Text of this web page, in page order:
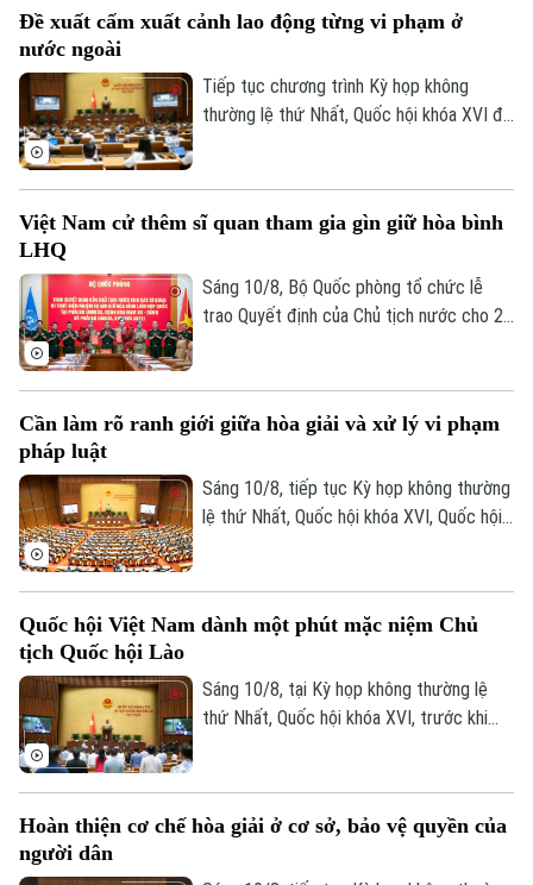
An ninh trật tự
Công nghệ
Khoảnh khắc Hà Nội
Ẩm thực
Tin tức
Quân sự
Hồ sơ
Người Việt 4 phương
Kinh tế
Tin tức
Cafe sáng
Tài chính Ngân hàng
Doanh nghiệp
Nhà đất
Tin tức
Căn hộ
Đất đai
Kinh nghiệm
Tàu và Xe
Ô tô
Xe máy
Đánh giá
Giáo dục
Tin tức
Tuyển sinh
Hướng nghiệp
Văn hóa
Tin tức
Di tích
Sức khỏe
Y tế
Dinh dưỡng
Tư vấn sức khỏe
Thể thao
Bóng đá
Quần vợt
Golf
Giải trí
Tin tức
Điện ảnh
Thời trang
Âm nhạc
Đã phát sóng
Đề xuất cấm xuất cảnh lao động từng vi phạm ở
nước ngoài
Tiếp tục chương trình Kỳ họp không
thường lệ thứ Nhất, Quốc hội khóa XVI đã
ngoài theo hợp đồng.
Việt Nam cử thêm sĩ quan tham gia gìn giữ hòa bình
LHQ
Sáng 10/8, Bộ Quốc phòng tổ chức lễ
trao Quyết định của Chủ tịch nước cho 2
Cộng hòa Nam Sudan và Phái bộ UNISFA,
Cần làm rõ ranh giới giữa hòa giải và xử lý vi phạm
pháp luật
Sáng 10/8, tiếp tục Kỳ họp không thường
lệ thứ Nhất, Quốc hội khóa XVI, Quốc hội
Quốc hội Việt Nam dành một phút mặc niệm Chủ
tịch Quốc hội Lào
Sáng 10/8, tại Kỳ họp không thường lệ
thứ Nhất, Quốc hội khóa XVI, trước khi
Phomvihane, Ủy viên Bộ Chính trị, Chủ tịch
Hoàn thiện cơ chế hòa giải ở cơ sở, bảo vệ quyền của
người dân